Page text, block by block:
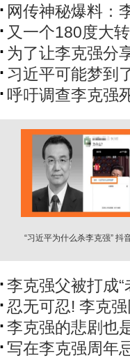
网传神秘爆料：
又一个180度大
为了让李克强分
习近平可能梦到
呼吁调查李克强
“习近平为什么杀李克强” 抖
李克强父被打成
忍无可忍! 李克
李克强的悲剧也
写在李克强周年